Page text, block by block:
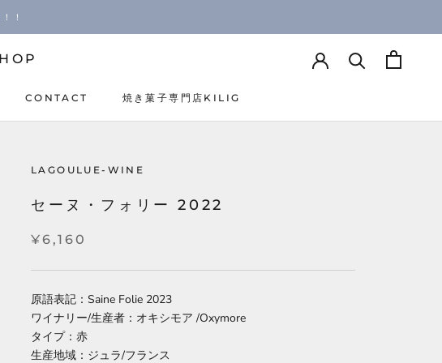
！
CONTACT
焼き菓子専門店KILIG
LAGOULUE-WINE
セーヌ・フォリー 2022
¥6,160
原語表記：Saine Folie 2023
ワイナリー/生産者：オキシモア /Oxymore
タイプ：赤
生産地域：ジュラ/フランス